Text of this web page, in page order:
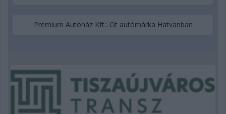
Prémium Autóház Kft.: Öt autómárka Hatvanban